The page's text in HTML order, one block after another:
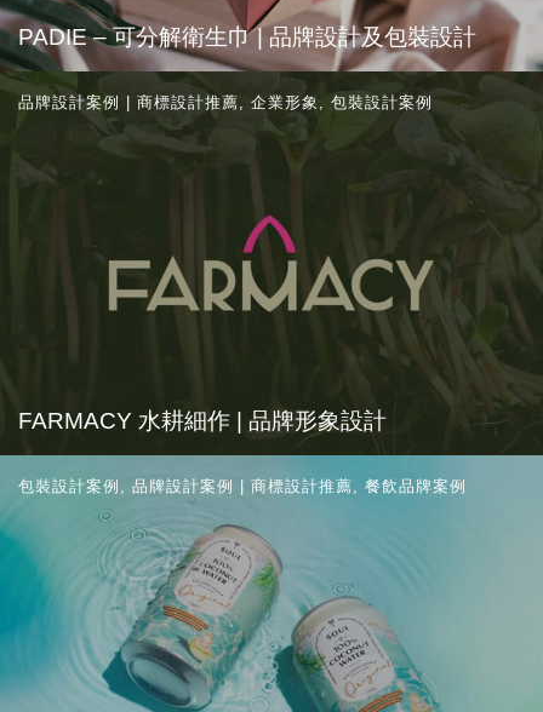
PADIE – 可分解衛生巾 | 品牌設計及包裝設計
FARMACY 水耕細作 | 品牌形象設計
品牌設計案例 | 商標設計推薦, 企業形象 , 包裝設計案例
包裝設計案例 , 品牌設計案例 | 商標設計推薦, 餐飲品牌案例